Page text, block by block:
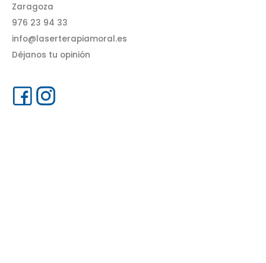
Zaragoza
976 23 94 33
info@laserterapiamoral.es
Déjanos tu opinión